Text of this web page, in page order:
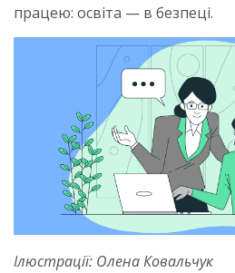
працею: освіта — в безпеці.
Ілюстрації: Олена Ковальчук